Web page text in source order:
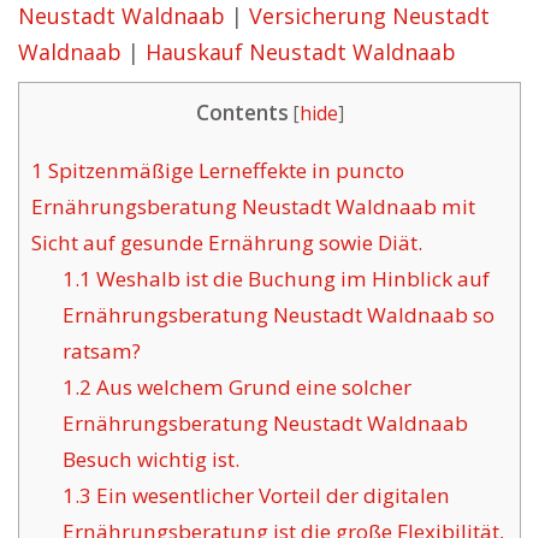
Neustadt Waldnaab | Versicherung Neustadt
Waldnaab | Hauskauf Neustadt Waldnaab
Contents [hide]
1 Spitzenmäßige Lerneffekte in puncto
Ernährungsberatung Neustadt Waldnaab mit
Sicht auf gesunde Ernährung sowie Diät.
1.1 Weshalb ist die Buchung im Hinblick auf
Ernährungsberatung Neustadt Waldnaab so
ratsam?
1.2 Aus welchem Grund eine solcher
Ernährungsberatung Neustadt Waldnaab
Besuch wichtig ist.
1.3 Ein wesentlicher Vorteil der digitalen
Ernährungsberatung ist die große Flexibilität,